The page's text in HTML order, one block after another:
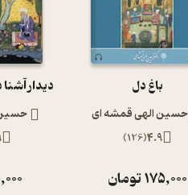
باغ دل
حسین الهی قمشه ای
4.9
(
126
)
175,000تومان